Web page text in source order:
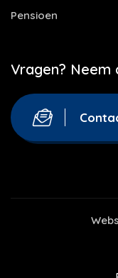
Pensioen
Vragen?